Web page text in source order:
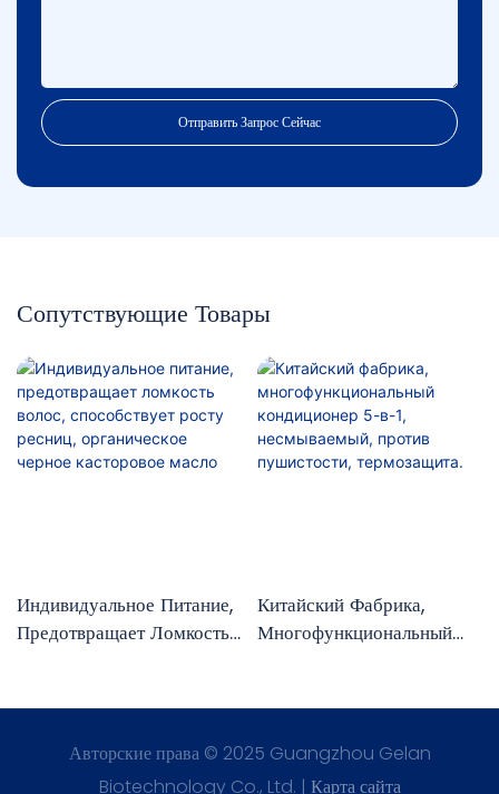
Отправить Запрос Сейчас
Сопутствующие Товары
Индивидуальное Питание,
Предотвращает Ломкость
Черное Касторовое Масло
Китайский Фабрика,
Многофункциональный
Пушистости, Термозащита.
Авторские права © 2025 Guangzhou Gelan
Biotechnology Co., Ltd. | Карта сайта